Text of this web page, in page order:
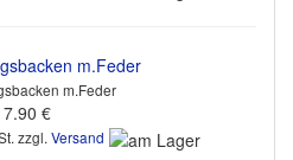
m.Feder
7.90 €
zzgl.Versand